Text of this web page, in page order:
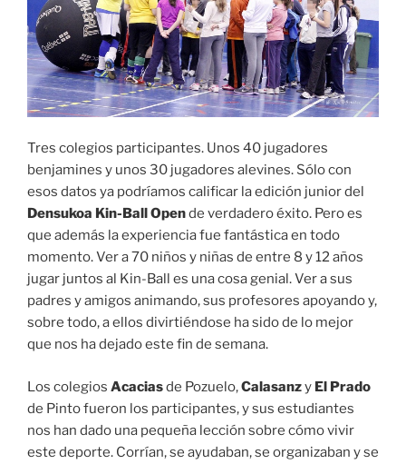
Tres colegios participantes. Unos 40 jugadores
benjamines y unos 30 jugadores alevines. Sólo con
esos datos ya podríamos calificar la edición junior del
Densukoa Kin-Ball Opende verdadero éxito. Pero es
que además la experiencia fue fantástica en todo
momento. Ver a 70 niños y niñas de entre 8 y 12 años
jugar juntos al Kin-Ball es una cosa genial. Ver a sus
padres y amigos animando, sus profesores apoyando y,
sobre todo, a ellos divirtiéndose ha sido de lo mejor
que nos ha dejado este fin de semana.
Los colegios Acaciasde Pozuelo,Calasanzy El Prado
de Pinto fueron los participantes, y sus estudiantes
nos han dado una pequeña lección sobre cómo vivir
este deporte. Corrían, se ayudaban, se organizaban y se